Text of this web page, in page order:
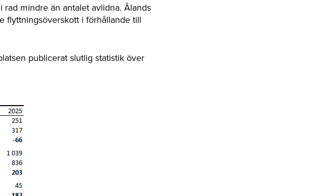
mindre än antalet avlidna. Ålands
flyttningsöverskott i förhållande till
publicerat slutlig statistik över